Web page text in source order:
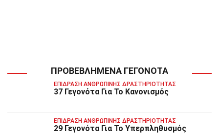
ΠΡΟΒΕΒΛΗΜΈΝΑ ΓΕΓΟΝΌΤΑ
ΕΠΊΔΡΑΣΗ ΑΝΘΡΏΠΙΝΗΣ ΔΡΑΣΤΗΡΙΌΤΗΤΑΣ
37 Γεγονότα Για Το Κανονισμός
ΕΠΊΔΡΑΣΗ ΑΝΘΡΏΠΙΝΗΣ ΔΡΑΣΤΗΡΙΌΤΗΤΑΣ
29 Γεγονότα Για Το Υπερπληθυσμός